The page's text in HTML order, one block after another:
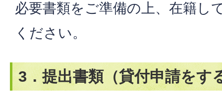
必要書類をご準備の上、在籍し
ください。
3．提出書類（貸付申請をす